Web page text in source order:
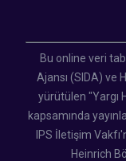
Bu online veri
Ajansı (SIDA) ve
yürütülen "Yargı
kapsamında
IPS İletişim
Heinrich